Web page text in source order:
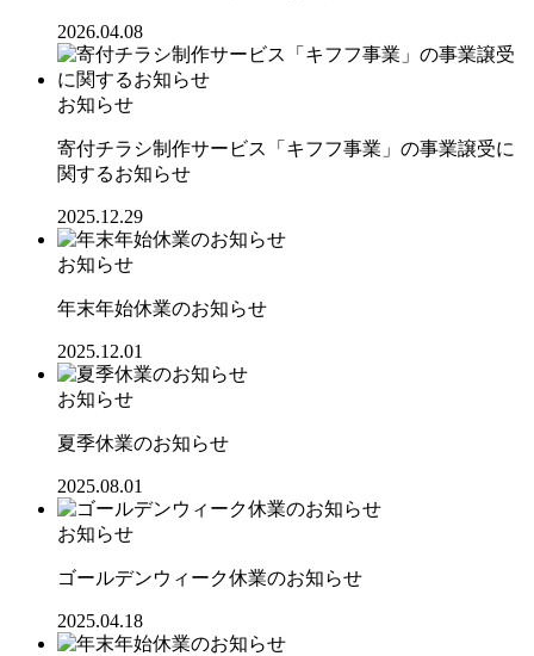
2026.04.08
お知らせ
寄付チラシ制作サービス「キフフ事業」の事業譲受に
関するお知らせ
2025.12.29
お知らせ
年末年始休業のお知らせ
2025.12.01
お知らせ
夏季休業のお知らせ
2025.08.01
お知らせ
ゴールデンウィーク休業のお知らせ
2025.04.18